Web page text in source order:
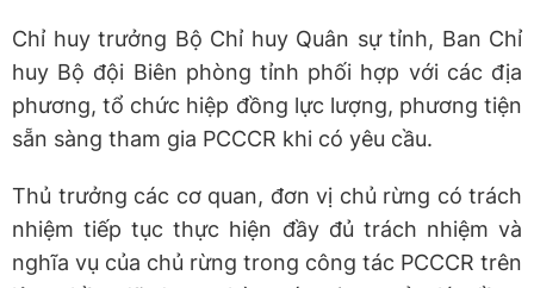
Chỉ huy trưởng Bộ Chỉ huy Quân sự tỉnh, Ban Chỉ
huy Bộ đội Biên phòng tỉnh phối hợp với các địa
phương, tổ chức hiệp đồng lực lượng, phương tiện
sẵn sàng tham gia PCCCR khi có yêu cầu.
Thủ trưởng các cơ quan, đơn vị chủ rừng có trách
nhiệm tiếp tục thực hiện đầy đủ trách nhiệm và
nghĩa vụ của chủ rừng trong công tác PCCCR trên